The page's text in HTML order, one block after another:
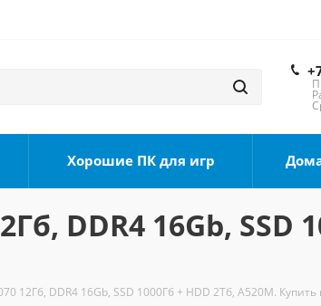
Хорошие ПК для игр
DDR4 16Gb, SSD
12Гб, DDR4 16Gb, SSD 1000Гб + HDD 2Тб, A520M. Купить